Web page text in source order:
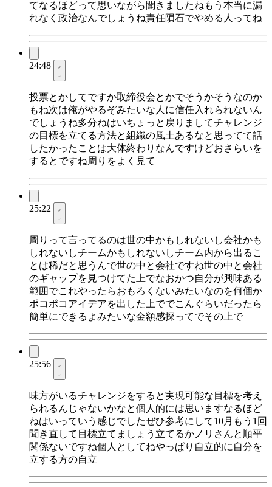
てなるほどって思いながら聞きましたねもう本当に漏
れなく政治なんでしょうね責任隕石でやめる人ってね
24:48
投票とかしてですか取締役会とかでそうかそうなのか
もね次は俺がやるぞみたいな人に信任入れられないん
でしょうね多分ねはいちょっと戻りましてチャレンジ
の目標を立てる方法と組織の風土あるなと思ってて話
したかったことは大体終わりなんですけどおさらいを
するとですね周りをよく見て
25:22
周りって言ってるのは世の中かもしれないし会社かも
しれないしチームかもしれないしチーム内から出るこ
とは稀だと思うんで世の中と会社ですね世の中と会社
のギャップを見つけてた上でなおかつ自分が興味ある
範囲でこれやったらおもろくないみたいなのを何個か
ポコポコアイデアを出した上ででこんぐらいだったら
簡単にできるよみたいな金額感探ってでその上で
25:56
味方がいるチャレンジをすると実現可能な目標を考え
られるんじゃないかなと個人的には思いますなるほど
ねはいっていう感じでしたぜひ参考にして10月もう1回
聞き直して目標立てましょう立てるかノリさんと順平
関係ないですね個人としてねやっぱり自立的に自分を
立する方の自立